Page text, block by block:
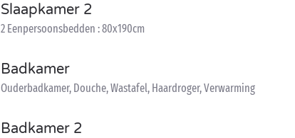
Slaapkamer 2
2 Eenpersoonsbedden : 80x190cm
Badkamer
Ouderbadkamer, Douche, Wastafel, Haardroger, Verwarming
Badkamer 2